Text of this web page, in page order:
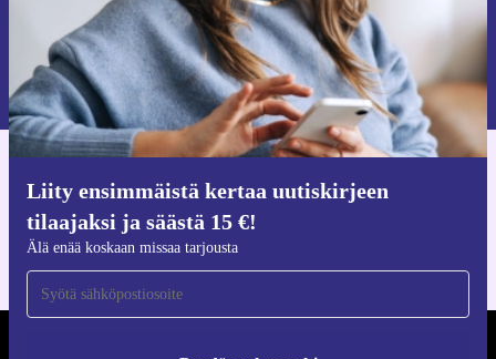
Liity ensimmäistä kertaa uutiskirjeen
tilaajaksi ja säästä 15 €!
Älä enää koskaan missaa tarjousta
Pyydä etukuponki
Lisätietoja henkilötietojen käytöstä löydättietosuojaselosteestamme.
iOS:lle ja Androidille